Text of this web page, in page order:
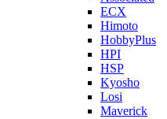
ECX
Himoto
HobbyPlus
HPI
HSP
Kyosho
Losi
Maverick